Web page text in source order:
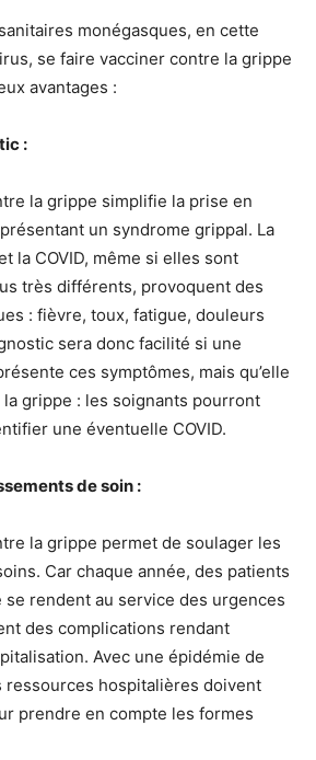
monégasques, en cette
se faire vacciner contre la grippe
avantages :
:
la grippe simplifie la prise en
un syndrome grippal. La
la COVID, même si elles sont
très différents, provoquent des
: fièvre, toux, fatigue, douleurs
sera donc facilité si une
ces symptômes, mais qu’elle
grippe : les soignants pourront
une éventuelle COVID.
de soin :
la grippe permet de soulager les
Car chaque année, des patients
rendent au service des urgences
des complications rendant
Avec une épidémie de
ressources hospitalières doivent
prendre en compte les formes